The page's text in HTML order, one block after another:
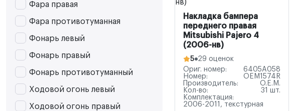
Фара правая
Фара противотуманная
Фонарь левый
Фонарь правый
Фонарь противотуманный
Ходовой огонь левый
Ходовой огонь правый
Накладка бампера
переднего правая
Mitsubishi Pajero 4
(2006-нв)
5 29 оценок
Ориг. номер:
6405A058
Номер:
OEM1574R
Производитель:
O.E.M.
Кол-во:
31 шт.
Комплектация:
2006-2011, текстурная